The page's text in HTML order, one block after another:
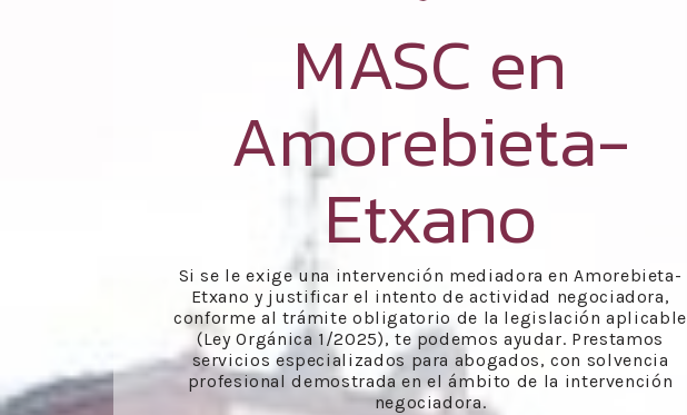
MASC en
Amorebieta-
Etxano
Si se le exige una intervención mediadora en Amorebieta-
Etxano y justificar el intento de actividad negociadora,
conforme al trámite obligatorio de la legislación aplicable
(Ley Orgánica 1/2025), te podemos ayudar. Prestamos
servicios especializados para abogados, con solvencia
profesional demostrada en el ámbito de la intervención
negociadora.